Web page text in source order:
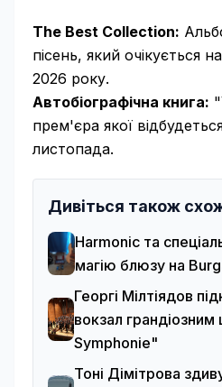
The Best Collection:
пісень, який очікується
2026 року.
Автобіографічна книга:
прем'єра якої
листопада.
Дивіться також
Harmonic та
магію блюзу на
Георгі Мілтіядов
вокзал
Symphonie"
Тоні Дімітрова